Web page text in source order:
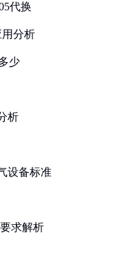
代换
用分析
少
析
设备标准
求解析